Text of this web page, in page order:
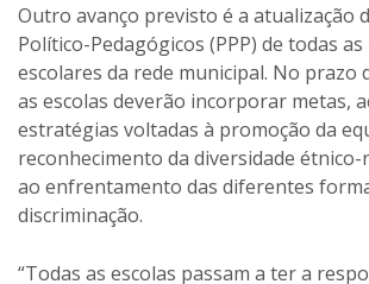
Outro avanço previsto é a atualização
Político-Pedagógicos (PPP) de todas
escolares da rede municipal. No prazo
as escolas deverão incorporar metas,
estratégias voltadas à promoção da
reconhecimento da diversidade
ao enfrentamento das diferentes
discriminação.
“Todas as escolas passam a ter a